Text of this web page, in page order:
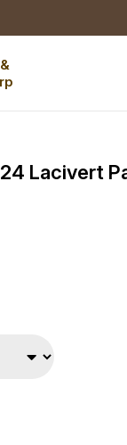
Lacivert